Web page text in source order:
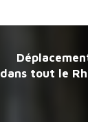
dans tout le